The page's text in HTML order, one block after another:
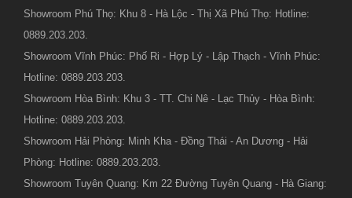
Showroom Phú Thọ: Khu 8 - Hà Lộc - Thị Xã Phú Thọ: Hotline:
0889.203.203.
Showroom Vĩnh Phúc: Phố Ri - Hợp Lý - Lập Thạch - Vĩnh Phúc:
Hotline: 0889.203.203.
Showroom Hòa Bình: Khu 3 - TT. Chi Nê - Lạc Thủy - Hòa Bình:
Hotline: 0889.203.203.
Showroom Hải Phòng: Minh Kha - Đồng Thái - An Dương - Hải
Phòng: Hotline: 0889.203.203.
Showroom Tuyên Quang: Km 22 Đường Tuyên Quang - Hà Giang: